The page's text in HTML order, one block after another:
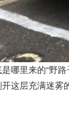
哪里来的“野
这层充满迷雾